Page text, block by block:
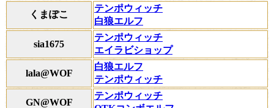
くまぽこ
テンポウィッチ
白狼エルフ
sia1675
テンポウィッチ
エイラビショップ
lala@WOF
白狼エルフ
テンポウィッチ
GN@WOF
テンポウィッチ